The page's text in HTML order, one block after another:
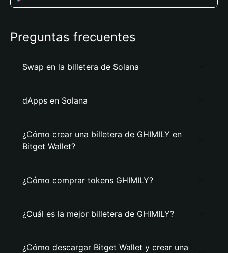
Preguntas frecuentes
Swap en la billetera de Solana
dApps en Solana
¿Cómo crear una billetera de GHIMILY en
Bitget Wallet?
¿Cómo comprar tokens GHIMILY?
¿Cuál es la mejor billetera de GHIMILY?
¿Cómo descargar Bitget Wallet y crear una